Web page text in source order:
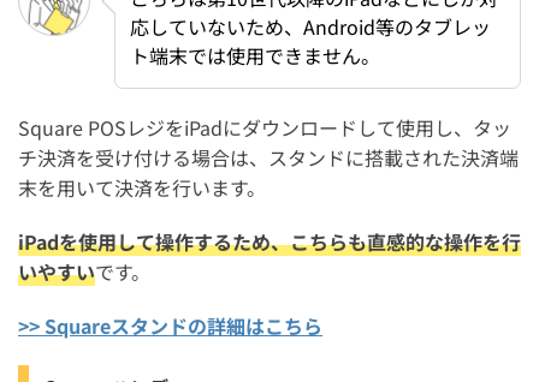
応していないため、Android等のタブレッ
ト端末では使用できません。
Square POSレジをiPadにダウンロードして使用し、タッ
チ決済を受け付ける場合は、スタンドに搭載された決済端
末を用いて決済を行います。
iPadを使用して操作するため、こちらも直感的な操作を行
いやすいです。
>> Squareスタンドの詳細はこちら